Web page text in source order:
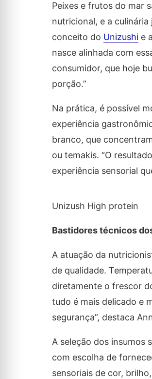
Peixes e frutos do mar
nutricional, e a
conceito do Unizushie
nasce alinhada com
consumidor, que hoje
porção.”
Na prática, é possível
experiência
branco, que
ou temakis. “O
experiência sensorial
Unizush High protein
Bastidores técnicos
A atuação da
de qualidade.
diretamente o frescor
tudo é mais delicado e
segurança”, destaca
A seleção dos insumos
com escolha de
sensoriais de cor,